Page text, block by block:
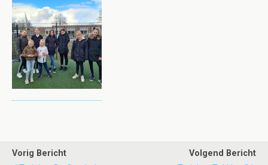
Vorig Bericht
Volgend Bericht